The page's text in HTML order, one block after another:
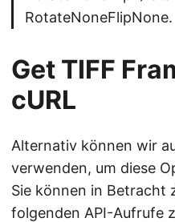
RotateNoneFlipNone.
Get TIFF
cURL
Alternativ können wir
verwenden, um diese
Sie können in Betracht
folgenden API-Aufrufe